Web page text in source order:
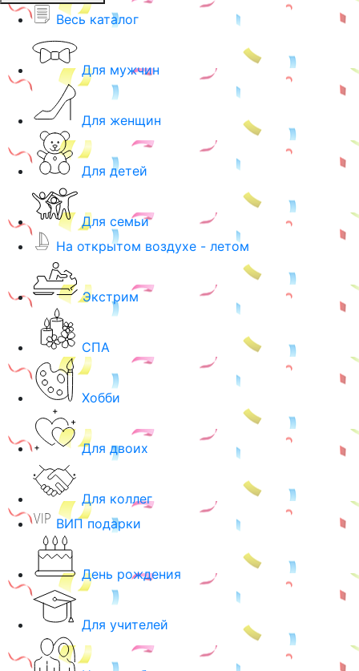
Весь каталог
Для мужчин
Для женщин
Для детей
Для семьи
На открытом воздухе - летом
Экстрим
СПА
Хобби
Для двоих
Для коллег
ВИП подарки
День рождения
Для учителей